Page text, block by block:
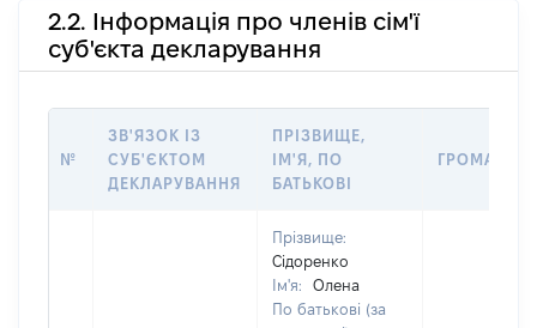
2.2. Інформація про членів сім'ї
суб'єкта декларування
№
ЗВ'ЯЗОК ІЗ
СУБ'ЄКТОМ
ДЕКЛАРУВАННЯ
ПРІЗВИЩЕ,
ІМ'Я, ПО
БАТЬКОВІ
Прізвище:
Сідоренко
Ім'я:
Олена
По батькові (за